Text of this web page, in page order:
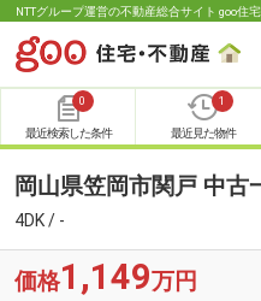
NTTグループ運営の不動産総合サイト goo住
0
最近検索した条件
1
最近見た物件
岡山県笠岡市関戸 中古
4DK / -
価格1,149万円